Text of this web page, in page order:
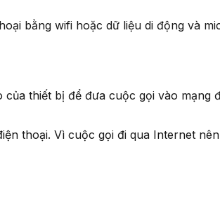
bằng wifi hoặc dữ liệu di động và
thiết bị để đưa cuộc gọi vào mạng
thoại. Vì cuộc gọi đi qua Internet